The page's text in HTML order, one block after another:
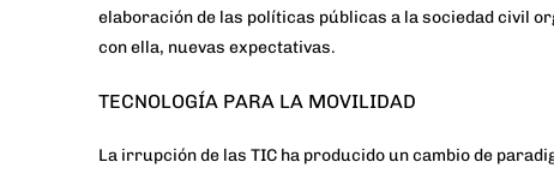
elaboración de las políticas públicas a la sociedad civil
con ella, nuevas expectativas.
TECNOLOGÍA PARA LA MOVILIDAD
La irrupción de las TIC ha producido un cambio de